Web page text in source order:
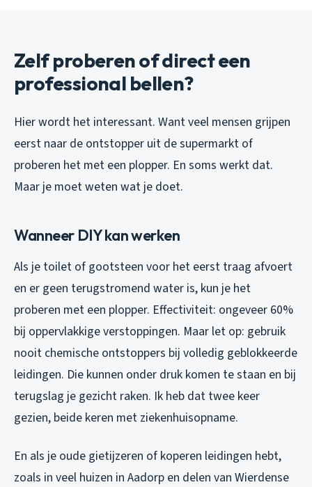
Zelf proberen of direct een
professional bellen?
Hier wordt het interessant. Want veel mensen grijpen
eerst naar de ontstopper uit de supermarkt of
proberen het met een plopper. En soms werkt dat.
Maar je moet weten wat je doet.
Wanneer DIY kan werken
Als je toilet of gootsteen voor het eerst traag afvoert
en er geen terugstromend water is, kun je het
proberen met een plopper. Effectiviteit: ongeveer 60%
bij oppervlakkige verstoppingen. Maar let op: gebruik
nooit chemische ontstoppers bij volledig geblokkeerde
leidingen. Die kunnen onder druk komen te staan en bij
terugslag je gezicht raken. Ik heb dat twee keer
gezien, beide keren met ziekenhuisopname.
En als je oude gietijzeren of koperen leidingen hebt,
zoals in veel huizen in Aadorp en delen van Wierdense